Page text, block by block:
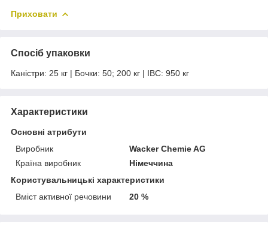
Приховати
Спосіб упаковки
Каністри: 25 кг | Бочки: 50; 200 кг | IBC: 950 кг
Характеристики
Основні атрибути
Виробник
Wacker Chemie AG
Країна виробник
Німеччина
Користувальницькі характеристики
Вміст активної речовини
20 %